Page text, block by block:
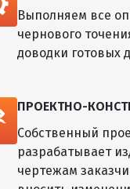
Выполняем все
чернового
доводки готовых
ПРОЕКТНО-
Собственный
разрабатывает
чертежам